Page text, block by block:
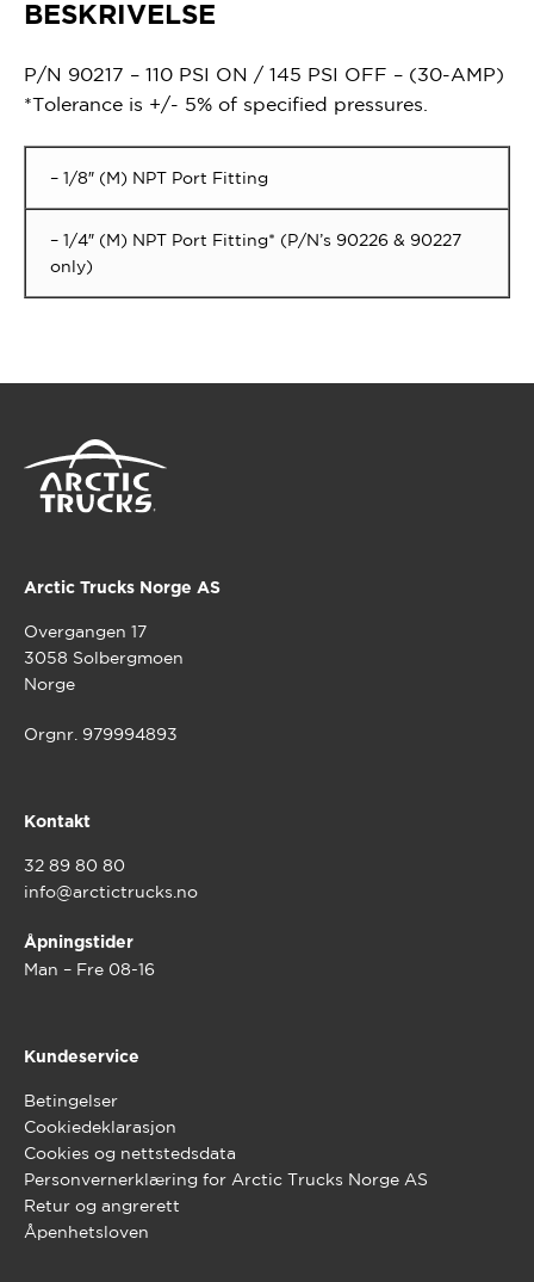
BESKRIVELSE
P/N 90217 – 110 PSI ON / 145 PSI OFF – (30-AMP)
*Tolerance is +/- 5% of specified pressures.
– 1/8″ (M) NPT Port Fitting
– 1/4″ (M) NPT Port Fitting* (P/N’s 90226 & 90227
only)
Arctic Trucks Norge AS
Overgangen 17
3058 Solbergmoen
Norge
Orgnr. 979994893
Kontakt
32 89 80 80
info@arctictrucks.no
Åpningstider
Man – Fre 08-16
Kundeservice
Betingelser
Cookiedeklarasjon
Cookies og nettstedsdata
Personvernerklæring for Arctic Trucks Norge AS
Retur og angrerett
Åpenhetsloven